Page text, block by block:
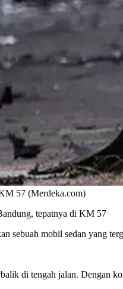
57 (Merdeka.com)
tepatnya di KM 57
sebuah mobil sedan yang
di tengah jalan. Dengan